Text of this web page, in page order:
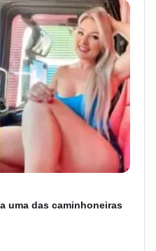
uma das caminhoneiras